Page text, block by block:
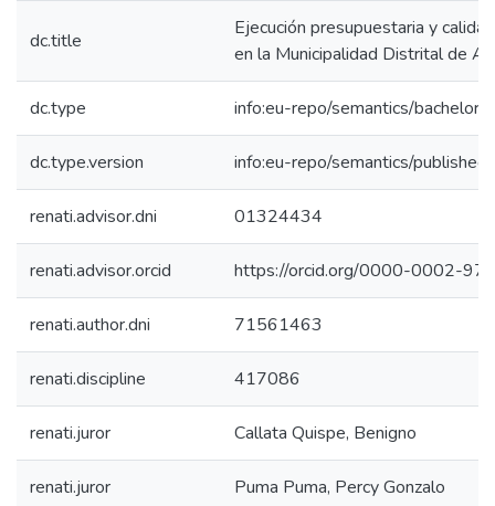
dc.title
Ejecución presupuestaria y
en la Municipalidad Distrital de
dc.type info:eu-repo/semantics/
dc.type.version info:eu-repo/semantics/
renati.advisor.dni 01324434
renati.advisor.orcid https://orcid.org/0000-0002-
renati.author.dni 71561463
renati.discipline 417086
renati.juror Callata Quispe, Benigno
renati.juror Puma Puma, Percy Gonzalo